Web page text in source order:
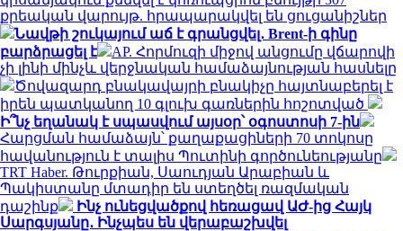
քրեական վարույթ. հրապարակվել են ցուցանիշներ
Նավթի շուկայում աճ է գրանցվել․ Brent-ի գինը
բարձրացել է
AP. Հորմուզի միջով անցումը վճարովի
չի լինի մինչև վերջնական համաձայնության հասնելը
Ծովազարդ բնակավայրի բնակիչը հայտնաբերել է
իրեն պատկանող 10 գլուխ գառներին հոշոտված
Ի՞նչ եղանակ է սպասվում այսօր՝ օգոստոսի 7-ին
Հարցման համաձայն՝ քաղաքացիների 70 տոկոսը
հավանություն է տալիս Պուտինի գործունեությանը
TRT Haber. Թուրքիան, Սաուդյան Արաբիան և
Պակիստանը մտադիր են ստեղծել ռազմական
դաշինք
Ինչ ունեցվածքով հեռացավ ԱԺ-ից Հայկ
Սարգսյանը․ Ինչպես են վերաբաշխվել